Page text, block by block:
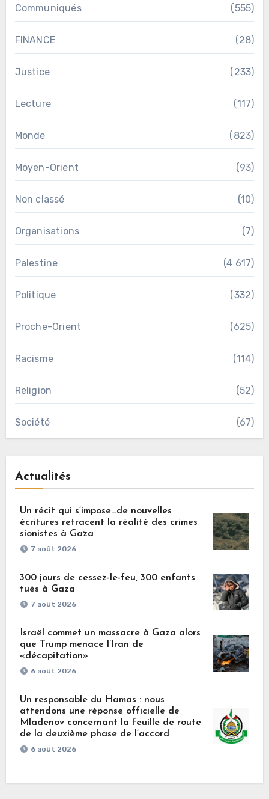
Communiqués (555)
FINANCE (28)
Justice (233)
Lecture (117)
Monde (823)
Moyen-Orient (93)
Non classé (10)
Organisations (7)
Palestine (4 617)
Politique (332)
Proche-Orient (625)
Racisme (114)
Religion (52)
Société (67)
Actualités
Un récit qui s’impose…de nouvelles
écritures retracent la réalité des crimes
sionistes à Gaza
7 août 2026
300 jours de cessez-le-feu, 300 enfants
tués à Gaza
7 août 2026
Israël commet un massacre à Gaza alors
que Trump menace l’Iran de
«décapitation»
6 août 2026
Un responsable du Hamas : nous
attendons une réponse officielle de
Mladenov concernant la feuille de route
de la deuxième phase de l’accord
6 août 2026